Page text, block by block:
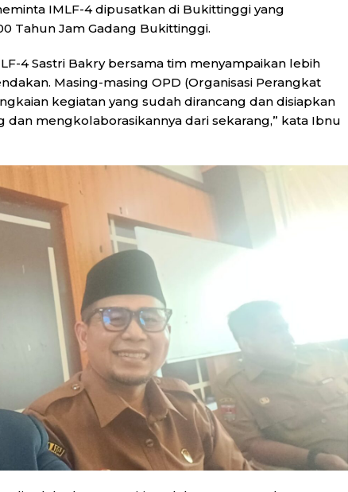
IMLF-4 dipusatkan di Bukittinggi yang
Tahun Jam Gadang Bukittinggi.
4 Sastri Bakry bersama tim menyampaikan lebih
Masing-masing OPD (Organisasi Perangkat
kegiatan yang sudah dirancang dan disiapkan
dan mengkolaborasikannya dari sekarang,” kata Ibnu